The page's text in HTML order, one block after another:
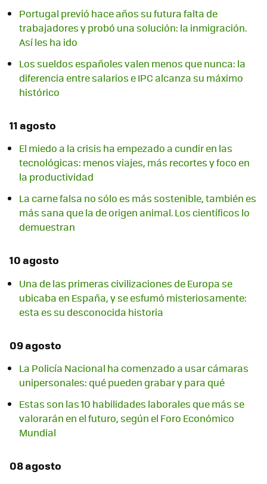
Portugal previó hace años su futura falta de
trabajadores y probó una solución: la inmigración.
Así les ha ido
Los sueldos españoles valen menos que nunca: la
diferencia entre salarios e IPC alcanza su máximo
histórico
11 agosto
El miedo a la crisis ha empezado a cundir en las
tecnológicas: menos viajes, más recortes y foco en
la productividad
La carne falsa no sólo es más sostenible, también es
más sana que la de origen animal. Los científicos lo
demuestran
10 agosto
Una de las primeras civilizaciones de Europa se
ubicaba en España, y se esfumó misteriosamente:
esta es su desconocida historia
09 agosto
La Policía Nacional ha comenzado a usar cámaras
unipersonales: qué pueden grabar y para qué
Estas son las 10 habilidades laborales que más se
valorarán en el futuro, según el Foro Económico
Mundial
08 agosto